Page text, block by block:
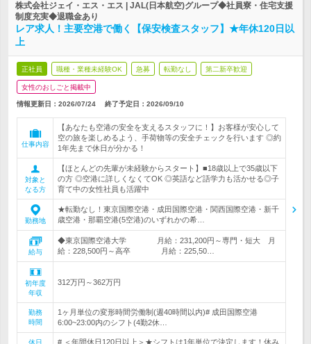
株式会社ジェイ・エス・エス | JAL(日本航空)グループ◆社員寮・住宅支援
制度充実◆退職金あり
レア求人！主要空港で働く【保安検査スタッフ】★年休120日以
上
正社員 職種・業種未経験OK 急募 転勤なし 第二新卒歓迎
女性のおしごと掲載中
情報更新日：2026/07/24 終了予定日： 2026/09/10
仕事内容
【あなたも空港の安全を支えるスタッフに！】お客様が安心して
空の旅を楽しめるよう、手荷物等の安全チェックを行います ◎約
1年先まで休日が分かる！
対象と
なる方
【ほとんどの先輩が未経験からスタート】■18歳以上で35歳以下
の方 ◎空港に詳しくなくてOK ◎英語など語学力も活かせる◎子
育て中の女性社員も活躍中
勤務地
★転勤なし！東京国際空港・成田国際空港・関西国際空港・新千
歳空港・那覇空港(5空港)のいずれかの希…
給与
◆東京国際空港大学 月給：231,200円～専門・短大 月
給：228,500円～高卒 月給：225,50…
初年度
年収
312万円～362万円
勤務
時間
1ヶ月単位の変形時間労働制(週40時間以内)# 成田国際空港
6:00~23:00内のシフト(4勤2休…
休日
# ＜年間休日120日以上＞★シフトは1年単位で決定します！休み